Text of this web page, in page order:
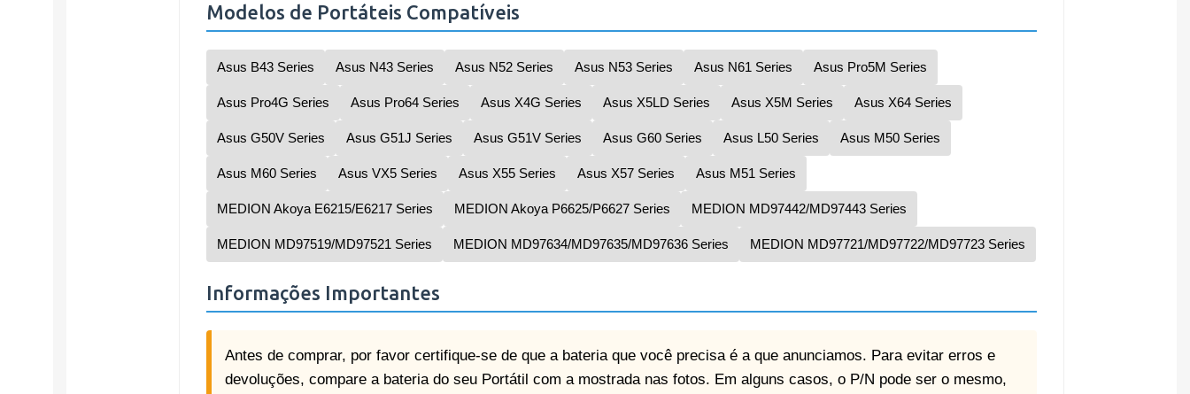
Modelos de Portáteis Compatíveis
Asus B43 Series Asus N43 Series Asus N52 Series Asus N53 Series Asus N61 Series Asus Pro5M Series
Asus Pro4G Series Asus Pro64 Series Asus X4G Series Asus X5LD Series Asus X5M Series Asus X64 Series
Asus G50V Series Asus G51J Series Asus G51V Series Asus G60 Series Asus L50 Series Asus M50 Series
Asus M60 Series Asus VX5 Series Asus X55 Series Asus X57 Series Asus M51 Series
MEDION Akoya E6215/E6217 Series MEDION Akoya P6625/P6627 Series MEDION MD97442/MD97443 Series
MEDION MD97519/MD97521 Series MEDION MD97634/MD97635/MD97636 Series MEDION MD97721/MD97722/MD97723 Series
Informações Importantes
Antes de comprar, por favor certifique-se de que a bateria que você precisa é a que anunciamos. Para evitar erros e
devoluções, compare a bateria do seu Portátil com a mostrada nas fotos. Em alguns casos, o P/N pode ser o mesmo,